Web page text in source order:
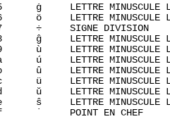
ġ     LETTRE MINUSCULE
ö     LETTRE MINUSCULE
÷     SIGNE DIVISION
ĝ     LETTRE MINUSCULE
ù     LETTRE MINUSCULE
ú     LETTRE MINUSCULE
û     LETTRE MINUSCULE
ü     LETTRE MINUSCULE
ŭ     LETTRE MINUSCULE
ŝ     LETTRE MINUSCULE
˙     POINT EN CHEF